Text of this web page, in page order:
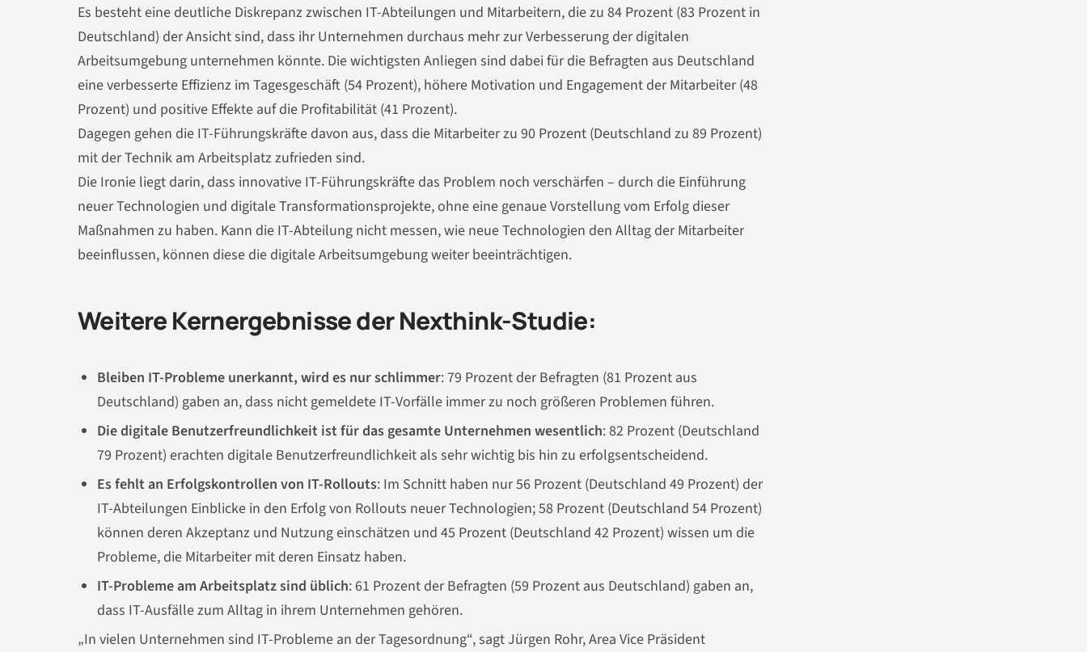
Es besteht eine deutliche Diskrepanz zwischen IT-Abteilungen und Mitarbeitern, die zu 84 Prozent (83 Prozent in
Deutschland) der Ansicht sind, dass ihr Unternehmen durchaus mehr zur Verbesserung der digitalen
Arbeitsumgebung unternehmen könnte. Die wichtigsten Anliegen sind dabei für die Befragten aus Deutschland
eine verbesserte Effizienz im Tagesgeschäft (54 Prozent), höhere Motivation und Engagement der Mitarbeiter (48
Prozent) und positive Effekte auf die Profitabilität (41 Prozent).
Dagegen gehen die IT-Führungskräfte davon aus, dass die Mitarbeiter zu 90 Prozent (Deutschland zu 89 Prozent)
mit der Technik am Arbeitsplatz zufrieden sind.
Die Ironie liegt darin, dass innovative IT-Führungskräfte das Problem noch verschärfen – durch die Einführung
neuer Technologien und digitale Transformationsprojekte, ohne eine genaue Vorstellung vom Erfolg dieser
Maßnahmen zu haben. Kann die IT-Abteilung nicht messen, wie neue Technologien den Alltag der Mitarbeiter
beeinflussen, können diese die digitale Arbeitsumgebung weiter beeinträchtigen.
Weitere Kernergebnisse der Nexthink-Studie:
Bleiben IT-Probleme unerkannt, wird es nur schlimmer: 79 Prozent der Befragten (81 Prozent aus
Deutschland) gaben an, dass nicht gemeldete IT-Vorfälle immer zu noch größeren Problemen führen.
Die digitale Benutzerfreundlichkeit ist für das gesamte Unternehmen wesentlich: 82 Prozent (Deutschland
79 Prozent) erachten digitale Benutzerfreundlichkeit als sehr wichtig bis hin zu erfolgsentscheidend.
Es fehlt an Erfolgskontrollen von IT-Rollouts: Im Schnitt haben nur 56 Prozent (Deutschland 49 Prozent) der
IT-Abteilungen Einblicke in den Erfolg von Rollouts neuer Technologien; 58 Prozent (Deutschland 54 Prozent)
können deren Akzeptanz und Nutzung einschätzen und 45 Prozent (Deutschland 42 Prozent) wissen um die
Probleme, die Mitarbeiter mit deren Einsatz haben.
IT-Probleme am Arbeitsplatz sind üblich: 61 Prozent der Befragten (59 Prozent aus Deutschland) gaben an,
dass IT-Ausfälle zum Alltag in ihrem Unternehmen gehören.
„In vielen Unternehmen sind IT-Probleme an der Tagesordnung“, sagt Jürgen Rohr, Area Vice Präsident